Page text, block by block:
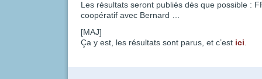
Les résultats seront publiés dès que possible :
coopératif avec Bernard …
[MAJ]
Ça y est, les résultats sont parus, et c’est ici